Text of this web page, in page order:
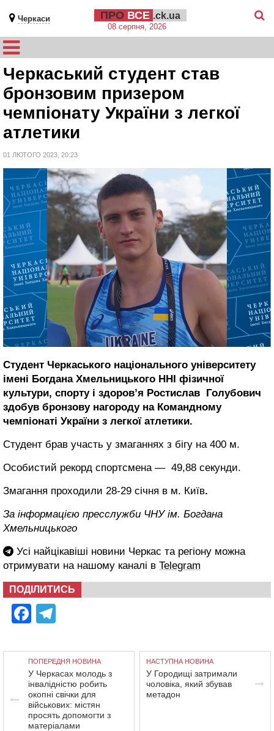
Черкаси ПРО ВСЕ .ck.ua
08 серпня, 2026
Черкаський студент став
бронзовим призером
чемпіонату України з легкої
атлетики
01 ЛЮТОГО 2023, 20:23
Студент Черкаського національного університету
імені Богдана Хмельницького ННІ фізичної
культури, спорту і здоров’я Ростислав Голубович
здобув бронзову нагороду на Командному
чемпіонаті України з легкої атлетики.
Студент брав участь у змаганнях з бігу на 400 м.
Особистий рекорд спортсмена — 49,88 секунди.
Змагання проходили 28-29 січня в м. Київ.
За інформацією пресслужби ЧНУ ім. Богдана
Хмельницького
Усі найцікавіші новини Черкас та регіону можна
отримувати на нашому каналі в Telegram
ПОДІЛИТИСЬ
Facebook
ПОПЕРЕДНЯ НОВИНА
У Черкасах молодь з
інвалідністю робить
окопні свічки для
військових: містян
просять допомогти з
матеріалами
НАСТУПНА НОВИНА
У Городищі затримали
чоловіка, який збував
метадон